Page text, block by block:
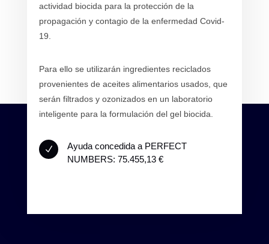
actividad biocida para la protección de la
propagación y contagio de la enfermedad Covid-
19.
Para ello se utilizarán ingredientes reciclados
provenientes de aceites alimentarios usados, que
serán filtrados y ozonizados en un laboratorio
inteligente para la formulación del gel biocida.
N
Ayuda concedida a PERFECT
NUMBERS: 75.455,13 €